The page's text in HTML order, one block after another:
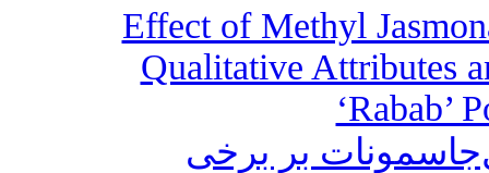
Effect of Methyl
Qualitative Attributes
‘Rabab’
بر برخی